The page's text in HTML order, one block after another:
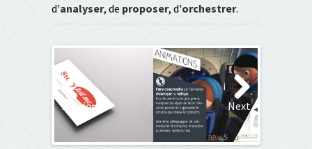
d'analyser, de proposer, d'orchestrer.
Previous Next